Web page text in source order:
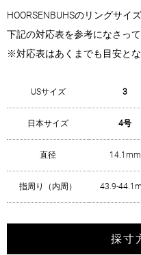
HOORSENBUHSのリングサイ
下記の対応表を参考になさって
※対応表はあくまでも目安とな
USサイズ 3
日本サイズ 4号
直径 14.1mm
指周り（内周） 43.9-
採寸